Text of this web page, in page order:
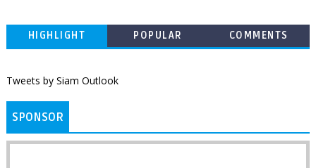
HIGHLIGHT POPULAR COMMENTS
Tweets by Siam Outlook
SPONSOR